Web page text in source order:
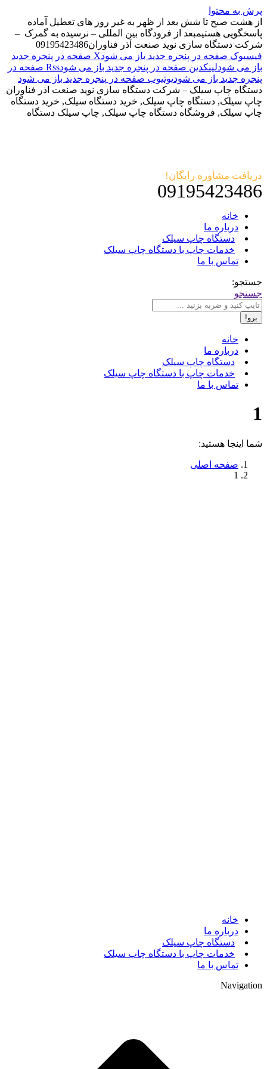
پرش به محتوا
از هشت صبح تا شش بعد از ظهر به غیر روز های تعطیل آماده
پاسخگویی هستیمبعد از فرودگاه بین المللی – نرسیده به گمرک –
شرکت دستگاه سازی نوید صنعت آذر فناوران09195423486
فیسبوک صفحه در پنجره جدید باز می شود
X صفحه در پنجره جدید
باز می شودلینکدین صفحه در پنجره جدید باز می شود
Rss صفحه در
پنجره جدید باز می شودیوتیوب صفحه در پنجره جدید باز می شود
دستگاه چاپ سیلک – شرکت دستگاه سازی نوید صنعت اذر فناوران
چاپ سیلک, دستگاه چاپ سیلک, خرید دستگاه سیلک, خرید دستگاه
چاپ سیلک, فروشگاه دستگاه چاپ سیلک, چاپ سیلک دستگاه
دریافت مشاوره رایگان!
09195423486
خانه
درباره ما
دستگاه چاپ سیلک
خدمات چاپ با دستگاه چاپ سیلک
تماس با ما
جستجو:
جستجو
خانه
درباره ما
دستگاه چاپ سیلک
خدمات چاپ با دستگاه چاپ سیلک
تماس با ما
1
شما اینجا هستید:
صفحه اصلی
1
خانه
درباره ما
دستگاه چاپ سیلک
خدمات چاپ با دستگاه چاپ سیلک
تماس با ما
Navigation